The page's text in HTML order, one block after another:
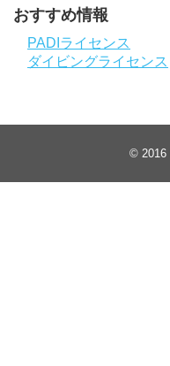
おすすめ情報
PADIライセンス
ダイビングライセンス
© 2016